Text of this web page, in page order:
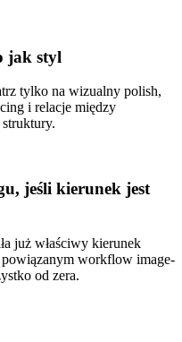
jak styl
tylko na wizualny polish,
i relacje między
jeśli kierunek jest
już właściwy kierunek
workflow image-
od zera.